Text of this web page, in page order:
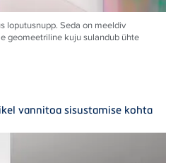
loputusnupp. Seda on meeldiv
geomeetriline kuju sulandub ühte
vannitoa sisustamise kohta